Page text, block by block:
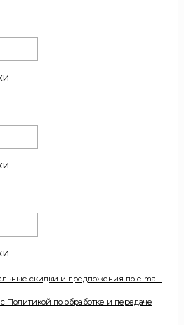
скидки и предложения по e-mail.
Политикой по обработке и передаче